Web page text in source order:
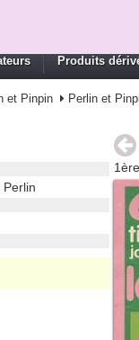
Produits
et Pinpin Perlin et